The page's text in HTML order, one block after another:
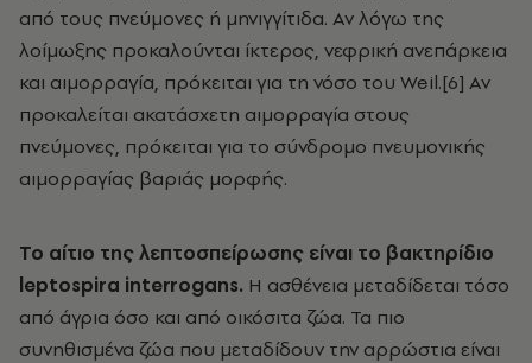
από τους πνεύμονες ή μηνιγγίτιδα. Αν λόγω της
λοίμωξης προκαλούνται ίκτερος, νεφρική ανεπάρκεια
και αιμορραγία, πρόκειται για τη νόσο του Weil.[6] Αν
προκαλείται ακατάσχετη αιμορραγία στους
πνεύμονες, πρόκειται για το σύνδρομο πνευμονικής
αιμορραγίας βαριάς μορφής.
Το αίτιο της λεπτοσπείρωσης είναι το βακτηρίδιο
leptospira interrogans. Η ασθένεια μεταδίδεται τόσο
από άγρια όσο και από οικόσιτα ζώα. Τα πιο
συνηθισμένα ζώα που μεταδίδουν την αρρώστια είναι